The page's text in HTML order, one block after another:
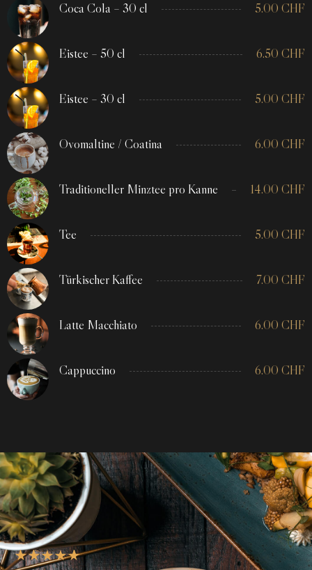
Coca Cola – 30 cl 5.00 CHF
Eistee – 50 cl 6.50 CHF
Eistee – 30 cl 5.00 CHF
Ovomaltine / Coatina 6.00 CHF
Traditioneller Minztee pro Kanne 14.00 CHF
Tee 5.00 CHF
Türkischer Kaffee 7.00 CHF
Latte Macchiato 6.00 CHF
Cappuccino 6.00 CHF